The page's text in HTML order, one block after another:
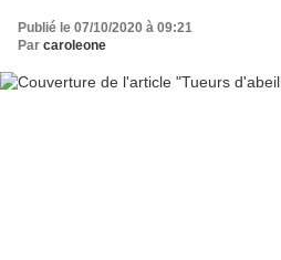
Publié le 07/10/2020 à 09:21
Par caroleone